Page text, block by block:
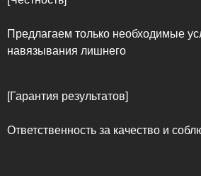
Предлагаем только необходимые
навязывания лишнего
[Гарантия результатов]
Ответственность за качество и